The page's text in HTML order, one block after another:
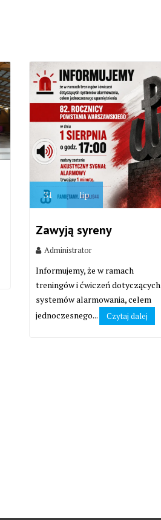
31 lip
Zawyją syreny
Administrator
Informujemy, że w ramach
treningów i ćwiczeń dotyczących
systemów alarmowania, celem
jednoczesnego...
Czytaj dalej